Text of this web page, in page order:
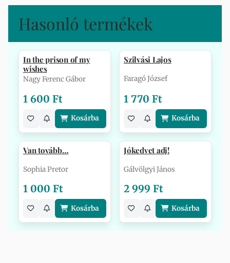
Hasonló termékek
In the prison of my
wishes
Nagy Ferenc Gábor
1 600 Ft
Kosárba
Szilvási Lajos
Faragó József
1 770 Ft
Kosárba
Van tovább…
Sophia Pretor
1 000 Ft
Kosárba
Jókedvet adj!
Gálvölgyi János
2 999 Ft
Kosárba